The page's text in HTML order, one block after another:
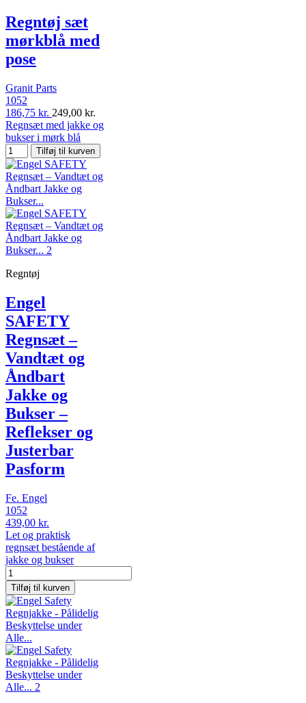
Regntøj sæt
mørkblå med
pose
Granit Parts
1052
186,75 kr. 249,00 kr.
Regnsæt med jakke og
bukser i mørk blå
Tilføj til kurven
Regntøj
Engel
SAFETY
Regnsæt –
Vandtæt og
Åndbart
Jakke og
Bukser –
Reflekser og
Justerbar
Pasform
Fe. Engel
1052
439,00 kr.
Let og praktisk
regnsæt bestående af
jakke og bukser
Tilføj til kurven